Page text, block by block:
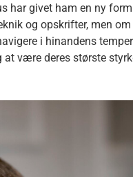
har givet ham en ny
og opskrifter, men
i hinandens
at være deres største